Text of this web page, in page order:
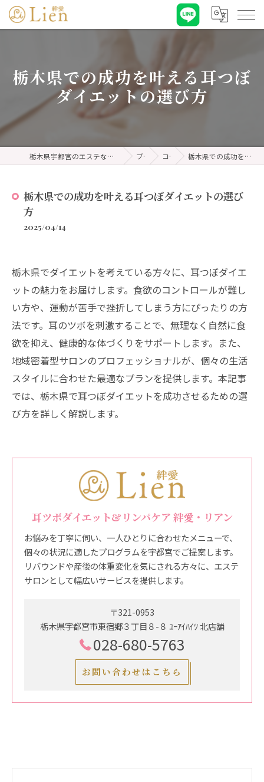
栃木県での成功を叶える耳つぼ
ダイエットの選び方
栃木県宇都宮のエステなら耳ツボダイエット&リンパケア 絆愛・リアン ブログ コラム 栃木県での成功を叶える耳つぼダイエットの選び方
栃木県での成功を叶える耳つぼダイエットの選び
方
2025/04/14
栃木県でダイエットを考えている方々に、耳つぼダイエ
ットの魅力をお届けします。食欲のコントロールが難し
い方や、運動が苦手で挫折してしまう方にぴったりの方
法です。耳のツボを刺激することで、無理なく自然に食
欲を抑え、健康的な体づくりをサポートします。また、
地域密着型サロンのプロフェッショナルが、個々の生活
スタイルに合わせた最適なプランを提供します。本記事
では、栃木県で耳つぼダイエットを成功させるための選
び方を詳しく解説します。
耳ツボダイエット&リンパケア 絆愛・リアン
お悩みを丁寧に伺い、一人ひとりに合わせたメニューで、
個々の状況に適したプログラムを宇都宮でご提案します。
リバウンドや産後の体重変化を気にされる方々に、エステ
サロンとして幅広いサービスを提供します。
〒321-0953
栃木県宇都宮市東宿郷３丁目８-８ ﾕｰｱｲﾊｲﾂ 北店舗
028-680-5763
お問い合わせはこちら